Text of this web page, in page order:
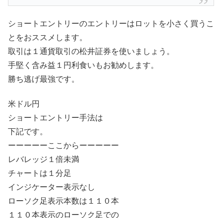
ショートエントリーのエントリーはロットを小さく買うこ
とをおススメします。
取引は１通貨取引の松井証券を使いましょう。
手堅く含み益１円利食いもお勧めします。
勝ち逃げ最強です。
米ドル円
ショートエントリー手法は
下記です。
ーーーーーここからーーーーー
レバレッジ１倍未満
チャートは１分足
インジケーター表示なし
ローソク足表示本数は１１０本
１１０本表示のローソク足での